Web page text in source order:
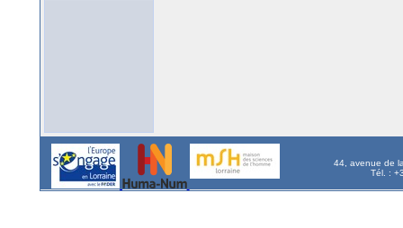
44, avenue de
Tél. :